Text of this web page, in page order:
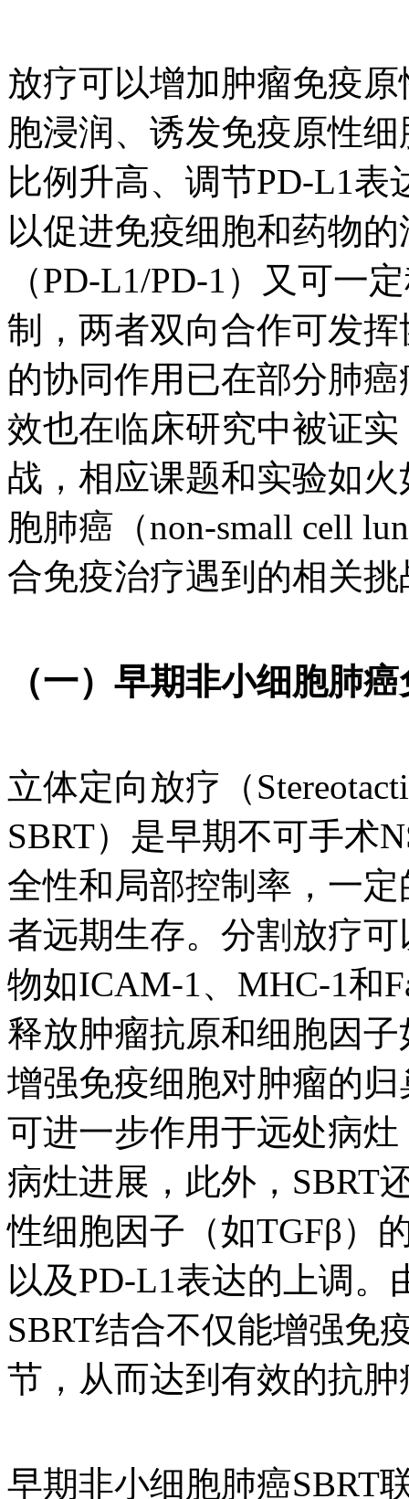
放疗可以增加肿瘤免疫
胞浸润、诱发免疫原性
比例升高、调节PD-L1
以促进免疫细胞和药物
（PD-L1/PD-1）又可一
制，两者双向合作可发
的协同作用已在部分肺
效也在临床研究中被证
战，相应课题和实验如
胞肺癌（non-small cell
合免疫治疗遇到的相关
（一）早期非小细胞肺
立体定向放疗（
SBRT）是早期不可手术
全性和局部控制率，一
者远期生存。分割放疗
物如ICAM-1、MHC-1和
释放肿瘤抗原和细胞因
增强免疫细胞对肿瘤的
可进一步作用于远处病
病灶进展，此外，SBRT
性细胞因子（如TGFβ）
以及PD-L1表达的上调。
SBRT结合不仅能增强免
节，从而达到有效的抗
早期非小细胞肺癌SBRT